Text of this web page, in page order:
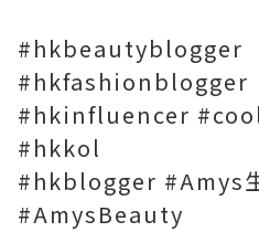
#hkbeautyblogger
#hkfashionblogger
#hkinfluencer
#hkkol
#hkblogger #Amys
#AmysBeauty